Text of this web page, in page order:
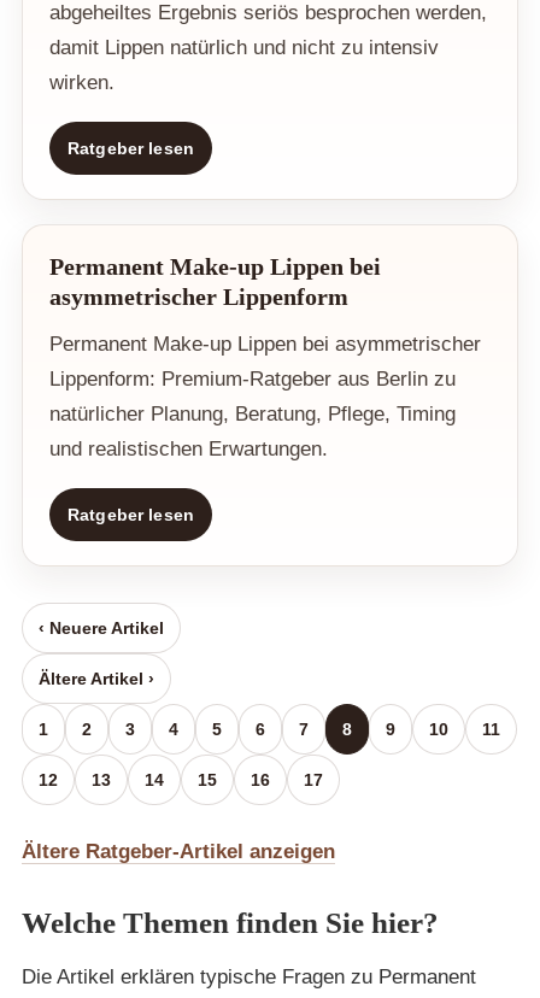
abgeheiltes Ergebnis seriös besprochen werden,
damit Lippen natürlich und nicht zu intensiv
wirken.
Ratgeber lesen
Permanent Make-up Lippen bei
asymmetrischer Lippenform
Permanent Make-up Lippen bei asymmetrischer
Lippenform: Premium-Ratgeber aus Berlin zu
natürlicher Planung, Beratung, Pflege, Timing
und realistischen Erwartungen.
Ratgeber lesen
‹ Neuere Artikel
1 2 3 4 5 6 7 8 9 10 11
12 13 14 15 16 17
Ältere Artikel ›
Ältere Ratgeber-Artikel anzeigen
Welche Themen finden Sie hier?
Die Artikel erklären typische Fragen zu Permanent